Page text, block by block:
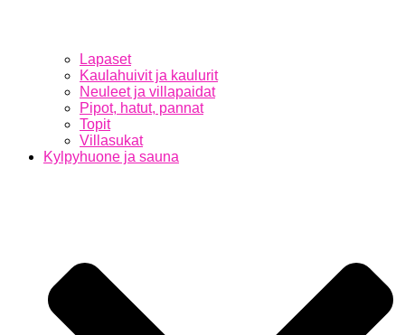
Lapaset
Kaulahuivit ja kaulurit
Neuleet ja villapaidat
Pipot, hatut, pannat
Topit
Villasukat
Kylpyhuone ja sauna